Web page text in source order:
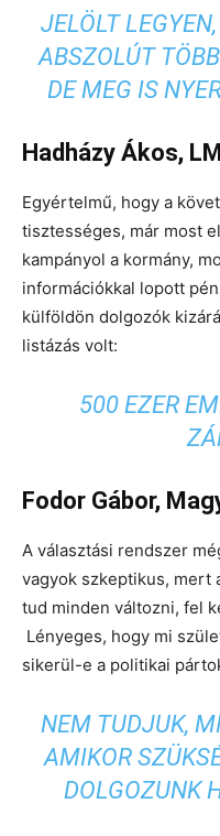
JELÖLT
ABSZOLÚT
DE MEG IS
Hadházy Ákos,
Egyértelmű, hogy a
tisztességes, már most
kampányol a kormány,
információkkal lopott
külföldön dolgozók
listázás volt:
500 EZER
Fodor Gábor,
A választási rendszer
vagyok szkeptikus, mert
tud minden változni, fel
Lényeges, hogy mi
sikerül-e a politikai
NEM TUDJUK,
AMIKOR
DOLGOZUNK